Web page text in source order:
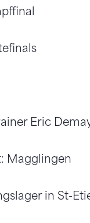
Eric
Magglingen
in St-